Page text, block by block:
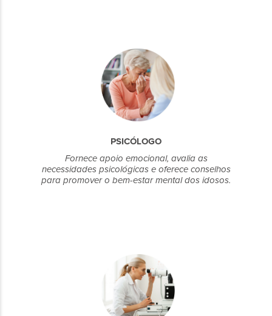
PSICÓLOGO
Fornece apoio emocional, avalia as
necessidades psicológicas e oferece conselhos
para promover o bem-estar mental dos idosos.